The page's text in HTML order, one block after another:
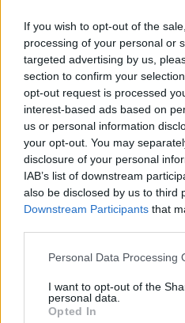
If you wish to opt-out of the
processing of your personal or
targeted advertising by us,
section to confirm your
opt-out request is processed
interest-based ads based on
us or personal information
your opt-out. You may
disclosure of your personal
IAB’s list of downstream
also be disclosed by us to third
Downstream Participants that
Personal Data Processing
I want to opt-out of the
personal data.
Opted In